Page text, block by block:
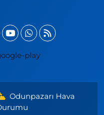
Odunpazarı Hava